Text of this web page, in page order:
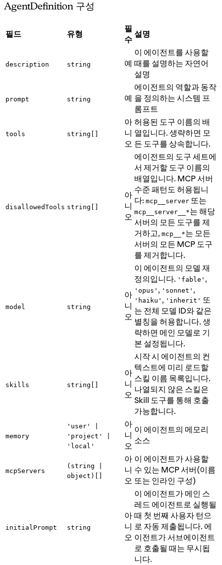
AgentDefinition 구성
필드 유형
필
수
설명
description string 예
이 에이전트를 사용할
때를 설명하는 자연어
설명
prompt string 예
에이전트의 역할과 동작
을 정의하는 시스템 프
롬프트
tools string[]
아
니
오
허용된 도구 이름의 배
열입니다. 생략하면 모
든 도구를 상속합니다.
disallowedTools string[]
아
니
오
에이전트의 도구 세트에
서 제거할 도구 이름의
배열입니다. MCP 서버
수준 패턴도 허용됩니
다: mcp__server 또는
mcp__server__*는 해당
서버의 모든 도구를 제
거하고, mcp__*는 모든
서버의 모든 MCP 도구
를 제거합니다.
model string
아
니
오
이 에이전트의 모델 재
정의입니다. 'fable' ,
'opus' , 'sonnet' ,
'haiku' , 'inherit' 또
는 전체 모델 ID와 같은
별칭을 허용합니다. 생
략하면 메인 모델로 기
본 설정됩니다.
skills string[]
아
니
오
시작 시 에이전트의 컨
텍스트에 미리 로드할
스킬 이름 목록입니다.
나열되지 않은 스킬은
Skill 도구를 통해 호출
가능합니다.
memory
'user' |
'project' |
'local'
아
니
오
이 에이전트의 메모리
소스
mcpServers
(string |
object)[]
아
니
오
이 에이전트가 사용할
수 있는 MCP 서버(이름
또는 인라인 구성)
initialPrompt string
아
니
오
이 에이전트가 메인 스
레드 에이전트로 실행될
때 첫 번째 사용자 턴으
로 자동 제출됩니다. 에
이전트가 서브에이전트
로 호출될 때는 무시됩
니다.